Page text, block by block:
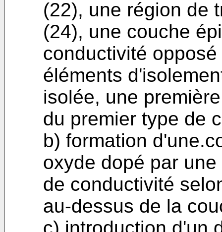
(22), une région de
(24), une couche
conductivité
éléments
isolée, une
du premier type de
b) formation
oxyde dopé par
de conductivité
au-dessus de la